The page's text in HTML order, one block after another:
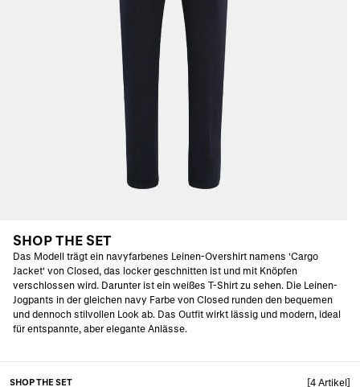
SHOP THE SET
Das Modell trägt ein navyfarbenes Leinen-Overshirt namens 'Cargo
Jacket' von Closed, das locker geschnitten ist und mit Knöpfen
verschlossen wird. Darunter ist ein weißes T-Shirt zu sehen. Die Leinen-
Jogpants in der gleichen navy Farbe von Closed runden den bequemen
und dennoch stilvollen Look ab. Das Outfit wirkt lässig und modern, ideal
für entspannte, aber elegante Anlässe.
SHOP THE SET [4 Artikel]